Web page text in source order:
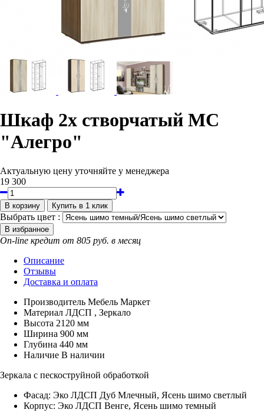
Шкаф 2х створчатый МС
"Алегро"
Актуальную цену уточняйте у менеджера
19 300
Выбрать цвет :
On-line кредит от 805 руб. в месяц
Описание
Отзывы
Доставка и оплата
Производитель Мебель Маркет
Материал ЛДСП , Зеркало
Высота 2120 мм
Ширина 900 мм
Глубина 440 мм
Наличие В наличии
Зеркала с пескоструйной обработкой
Фасад: Эко ЛДСП Дуб Млечный, Ясень шимо светлый
Корпус: Эко ЛДСП Венге, Ясень шимо темный